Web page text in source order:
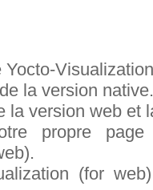
la version native.
la version web et
propre
(for